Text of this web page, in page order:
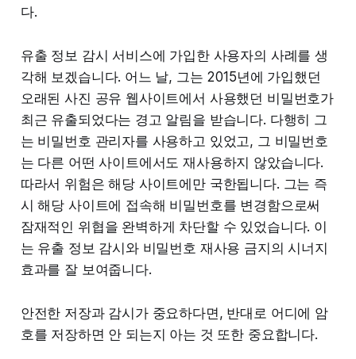
다.
유출 정보 감시 서비스에 가입한 사용자의 사례를 생
각해 보겠습니다. 어느 날, 그는 2015년에 가입했던
오래된 사진 공유 웹사이트에서 사용했던 비밀번호가
최근 유출되었다는 경고 알림을 받습니다. 다행히 그
는 비밀번호 관리자를 사용하고 있었고, 그 비밀번호
는 다른 어떤 사이트에서도 재사용하지 않았습니다.
따라서 위험은 해당 사이트에만 국한됩니다. 그는 즉
시 해당 사이트에 접속해 비밀번호를 변경함으로써
잠재적인 위협을 완벽하게 차단할 수 있었습니다. 이
는 유출 정보 감시와 비밀번호 재사용 금지의 시너지
효과를 잘 보여줍니다.
안전한 저장과 감시가 중요하다면, 반대로 어디에 암
호를 저장하면 안 되는지 아는 것 또한 중요합니다.